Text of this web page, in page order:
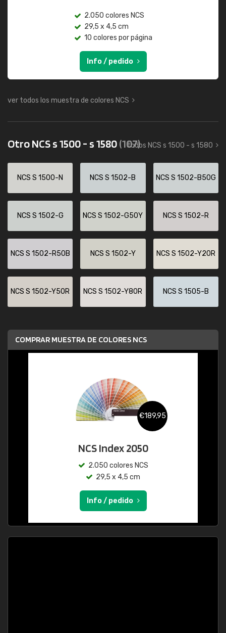
2.050 colores NCS
29,5 x 4,5 cm
10 colores por página
Info / pedido
ver todos los muestra de colores NCS
Otro NCS s 1500 - s 1580(107)
todos NCS s 1500 - s 1580
NCS S 1500-N NCS S 1502-B NCS S 1502-B50G
NCS S 1502-G NCS S 1502-G50Y NCS S 1502-R
NCS S 1502-R50B NCS S 1502-Y NCS S 1502-Y20R
NCS S 1502-Y50R NCS S 1502-Y80R NCS S 1505-B
COMPRAR MUESTRA DE COLORES NCS
€189,95
NCS Index 2050
2.050 colores NCS
29,5 x 4,5 cm
Info / pedido